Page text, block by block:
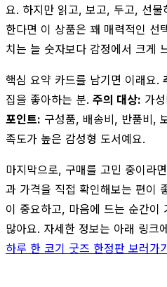
요. 하지만 읽고, 보고, 두고, 선
한다면 이 상품은 꽤 매력적인 선
치는 늘 숫자보다 감정에서 크게
핵심 요약 카드를 남기면 이래요.
집을 좋아하는 분. 주의 대상: 가
포인트: 구성품, 배송비, 반품비,
족도가 높은 감성형 도서예요.
마지막으로, 구매를 고민 중이라
과 가격을 직접 확인해보는 편이
이 중요하고, 마음에 드는 순간이
많아요. 자세한 정보는 아래 링크
하루 한 코기 굿즈 한정판 보러가